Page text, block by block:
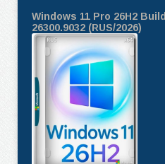
Windows 11 Pro 26H2 Build
26300.9032 (RUS/2026)